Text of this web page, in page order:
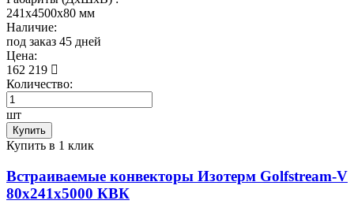
241x4500x80 мм
Наличие:
под заказ 45 дней
Цена:
162 219
Количество:
шт
Купить
Купить в 1 клик
Встраиваемые конвекторы Изотерм Golfstream-V
80x241x5000 КВК